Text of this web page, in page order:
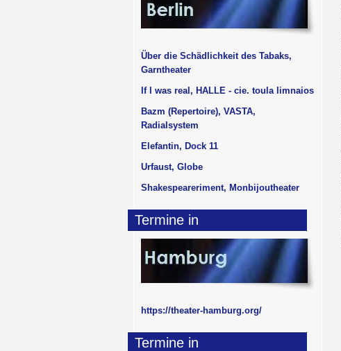
Über die Schädlichkeit des Tabaks,
Garntheater
If I was real, HALLE - cie. toula limnaios
Bazm (Repertoire), VASTA,
Radialsystem
Elefantin, Dock 11
Urfaust, Globe
Shakespeareriment, Monbijoutheater
Termine in
https://theater-hamburg.org/
Termine in